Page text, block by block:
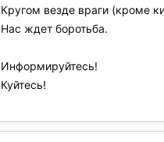
и
Кругом везде враги (кроме
Нас ждет боротьба.
Информируйтесь!
Куйтесь!